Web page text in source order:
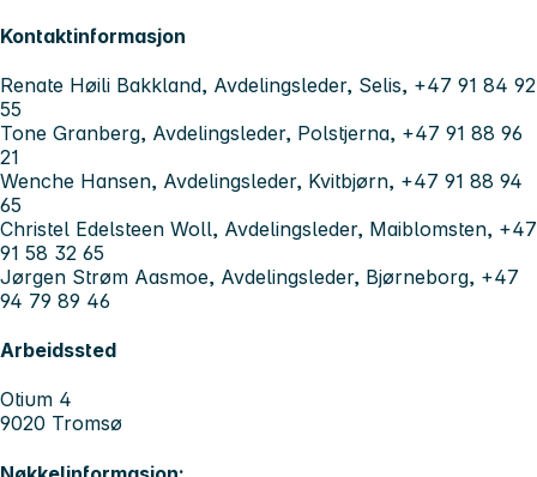
Kontaktinformasjon
Renate Høili Bakkland, Avdelingsleder, Selis, +47 91 84 92
55
Tone Granberg, Avdelingsleder, Polstjerna, +47 91 88 96
21
Wenche Hansen, Avdelingsleder, Kvitbjørn, +47 91 88 94
65
Christel Edelsteen Woll, Avdelingsleder, Maiblomsten, +47
91 58 32 65
Jørgen Strøm Aasmoe, Avdelingsleder, Bjørneborg, +47
94 79 89 46
Arbeidssted
Otium 4
9020 Tromsø